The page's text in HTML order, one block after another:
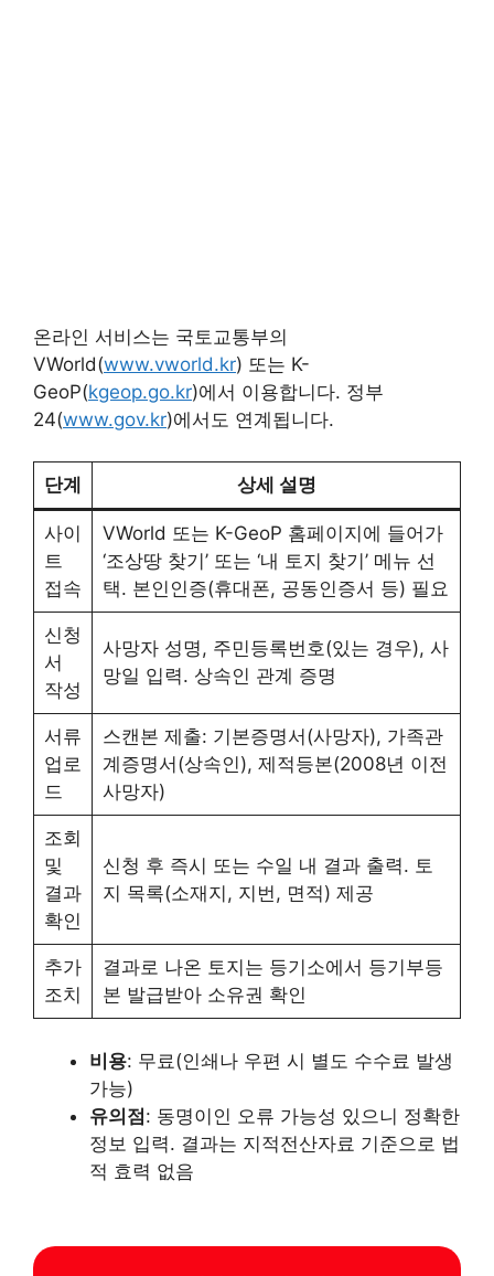
온라인 서비스는 국토교통부의
VWorld(www.vworld.kr) 또는 K-
GeoP(kgeop.go.kr)에서 이용합니다. 정부
24(www.gov.kr)에서도 연계됩니다.
단계 상세 설명
사이
트
접속
VWorld 또는 K-GeoP 홈페이지에 들어가
‘조상땅 찾기’ 또는 ‘내 토지 찾기’ 메뉴 선
택. 본인인증(휴대폰, 공동인증서 등) 필요
신청
서
작성
사망자 성명, 주민등록번호(있는 경우), 사
망일 입력. 상속인 관계 증명
서류
업로
드
스캔본 제출: 기본증명서(사망자), 가족관
계증명서(상속인), 제적등본(2008년 이전
사망자)
조회
및
결과
확인
신청 후 즉시 또는 수일 내 결과 출력. 토
지 목록(소재지, 지번, 면적) 제공
추가
조치
결과로 나온 토지는 등기소에서 등기부등
본 발급받아 소유권 확인
비용: 무료(인쇄나 우편 시 별도 수수료 발생
가능)
유의점: 동명이인 오류 가능성 있으니 정확한
정보 입력. 결과는 지적전산자료 기준으로 법
적 효력 없음